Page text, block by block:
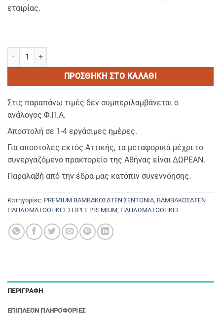
εταιρίας.
ΚΟΡΥΦΑΙΑ ΠΟΙΟΤΗΤΑ-ΣΑΤΕΝ ΣΕΙΡΑ-ΠΑΠΛΩΜΑΤΟΘΗΚΗ ΔΙΠΛΗ
ΠΡΟΣΘΉΚΗ ΣΤΟ ΚΑΛΆΘΙ
Στις παραπάνω τιμές δεν συμπεριλαμβάνεται ο
ανάλογος Φ.Π.Α.
Αποστολή σε 1-4 εργάσιμες ημέρες.
Για αποστολές εκτός Αττικής, τα μεταφορικά μέχρι το
συνεργαζόμενο πρακτορείο της Αθήνας είναι ΔΩΡΕΑΝ.
Παραλαβή από την έδρα μας κατόπιν συνεννόησης.
Κατηγορίες: PREMIUM ΒΑΜΒΑΚΟΣΑΤΕΝ ΣΕΝΤΟΝΙΑ ΒΑΜΒΑΚΟΣΑΤΕΝ
ΠΑΠΛΩΜΑΤΟΘΗΚΕΣ ΣΕΙΡΕΣ PREMIUM ΠΑΠΛΩΜΑΤΟΘΗΚΕΣ
ΠΕΡΙΓΡΑΦΉ
ΕΠΙΠΛΈΟΝ ΠΛΗΡΟΦΟΡΊΕΣ